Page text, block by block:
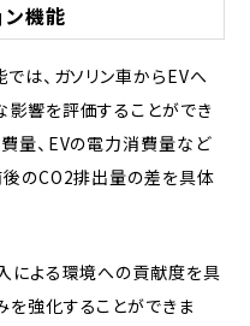
ン機能
は、ガソリン車からEVへ
響を評価することができ
量、EVの電力消費量など
後のCO2排出量の差を具体
による環境への貢献度を具
強化することができま